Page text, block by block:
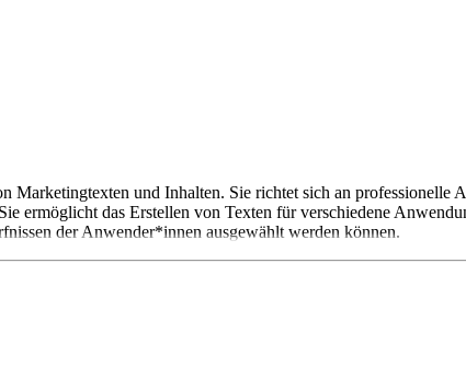
Marketingtexten und Inhalten. Sie richtet sich an
ermöglicht das Erstellen von Texten für verschiedene
der Anwender*innen ausgewählt werden können.